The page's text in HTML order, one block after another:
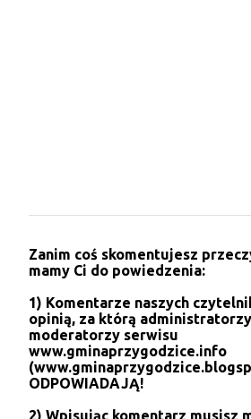
r
z
ś
l
i
j
k
o
Zanim coś skomentujesz
mamy Ci do powiedzenia:
1) Komentarze naszych
opinią, za którą
moderatorzy serwisu
www.gminaprzygodzice.info
ODPOWIADAJĄ!
2) Wpisując komentarz musisz